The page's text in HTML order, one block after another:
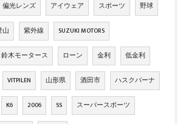
偏光レンズ アイウェア スポーツ 野球
山 紫外線 SUZUKI MOTORS
鈴木モータース ローン 金利 低金利
VITPILEN 山形県 酒田市 ハスクバーナ
K6 2006 SS スーパースポーツ